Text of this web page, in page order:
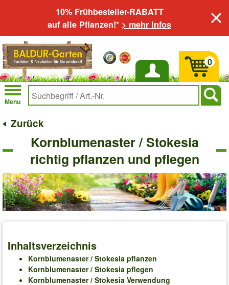
10% Frühbesteller-RABATT
auf alle Pflanzen!* > mehr Infos
Anmelden
Menu
0
Zurück
Kornblumenaster / Stokesia
richtig pflanzen und pflegen
Inhaltsverzeichnis
Kornblumenaster / Stokesia pflanzen
Kornblumenaster / Stokesia pflegen
Kornblumenaster / Stokesia Verwendung